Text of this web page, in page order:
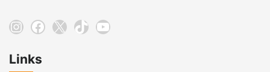
Instagram
Facebook
X TikTokYouTube
Links